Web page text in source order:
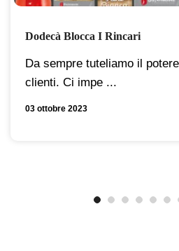
Dodecà Blocca I Rincari
Da sempre tuteliamo il
clienti. Ci impe ...
03 ottobre 2023